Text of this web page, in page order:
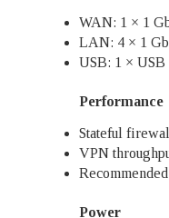
WAN: 1 × 1
LAN: 4 × 1
USB: 1 ×
Performance
Stateful
VPN
Power